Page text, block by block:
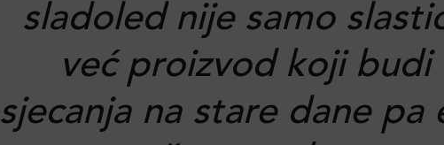
sladoled nije samo
već proizvod koji budi
sjecanja na stare dane pa